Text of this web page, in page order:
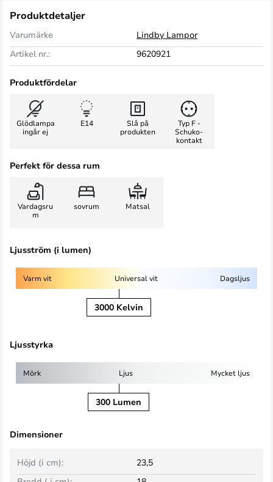
Produktdetaljer
Varumärke
Lindby Lampor
Artikel nr.:
9620921
Produktfördelar
Glödlampa
ingår ej
E14
Slå på
produkten
Typ F -
Schuko-
kontakt
Perfekt för dessa rum
Vardagsru
m
sovrum Matsal
Ljusström (i lumen)
Varm vit Universal vit Dagsljus
3000 Kelvin
Ljusstyrka
Mörk Ljus Mycket ljus
300 Lumen
Dimensioner
Höjd (i cm): 23,5